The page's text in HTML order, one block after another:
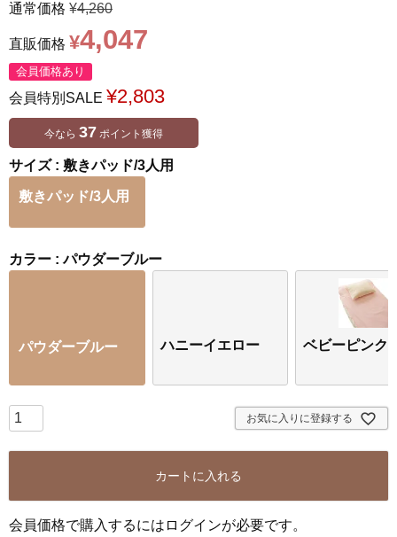
通常価格 ¥4,260
直販価格 ¥4,047
会員価格あり
会員特別SALE ¥2,803
今なら 37 ポイント獲得
サイズ 敷きパッド/3人用
敷きパッド/3人用
カラー パウダーブルー
パウダーブルー ハニーイエロー ベビーピンク
お気に入りに登録する
カートに入れる
会員価格で購入するにはログインが必要です。